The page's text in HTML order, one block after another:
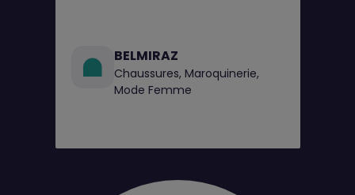
BELMIRAZ
Chaussures, Maroquinerie,
Mode Femme